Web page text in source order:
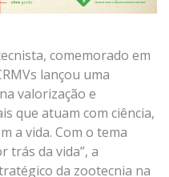
comemorado em
lançou uma
valorização e
que atuam com ciência,
a vida. Com o tema
trás da vida”, a
da zootecnia na